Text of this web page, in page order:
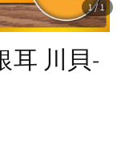
1/1
耳 川貝-